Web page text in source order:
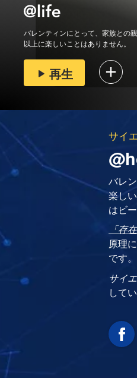
バレンティンにとって、家族との
以上に楽しいことはありません。
再生
サイ
バレ
楽し
はビ
「存
原理
です。
サイ
して